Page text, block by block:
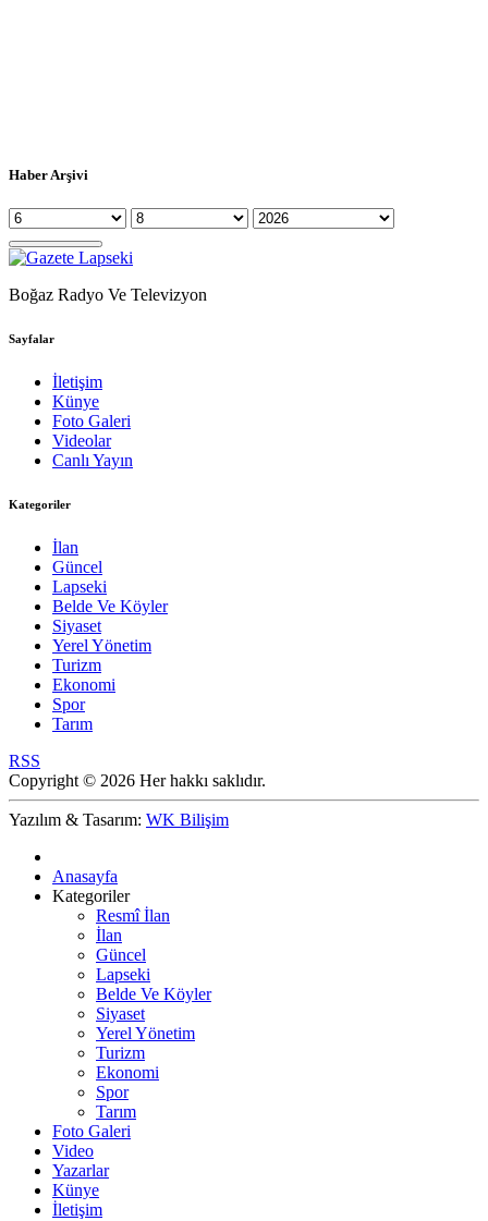
Haber Arşivi
Boğaz Radyo Ve Televizyon
Sayfalar
İletişim
Künye
Foto Galeri
Videolar
Canlı Yayın
Kategoriler
İlan
Güncel
Lapseki
Belde Ve Köyler
Siyaset
Yerel Yönetim
Turizm
Ekonomi
Spor
Tarım
RSS
Copyright © 2026 Her hakkı saklıdır.
Yazılım & Tasarım: WK Bilişim
Anasayfa
Kategoriler
Resmî İlan
İlan
Güncel
Lapseki
Belde Ve Köyler
Siyaset
Yerel Yönetim
Turizm
Ekonomi
Spor
Tarım
Foto Galeri
Video
Yazarlar
Künye
İletişim